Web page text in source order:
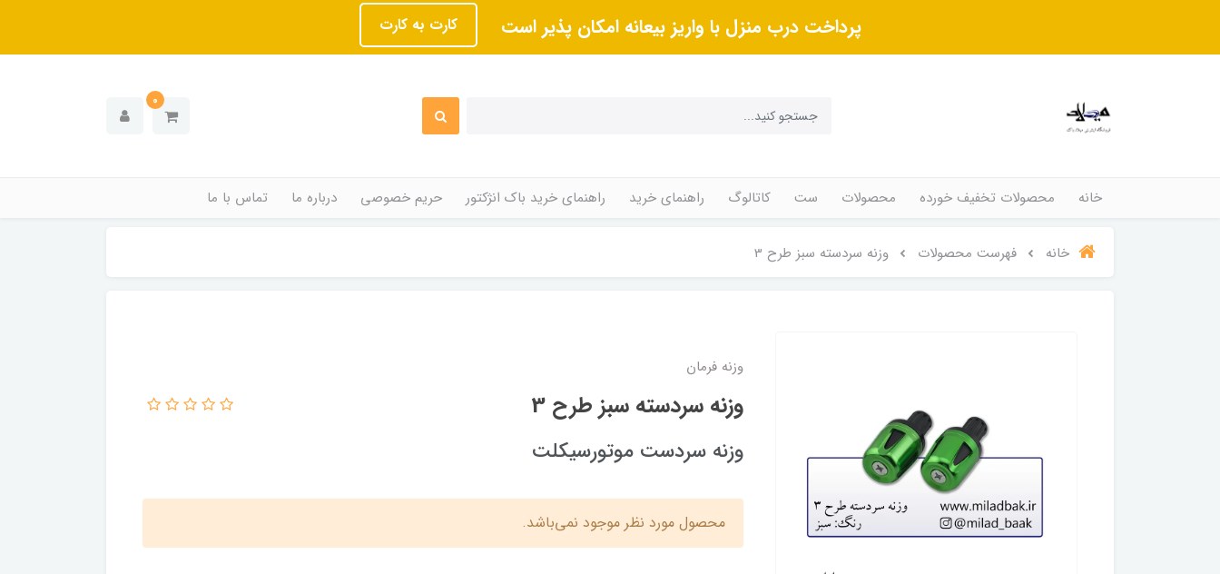
پرداخت درب منزل با واریز بیعانه امکان پذیر است کارت به کارت
0
خانه محصولات تخفیف خورده محصولات ست کاتالوگ راهنمای خرید راهنمای خرید باک انژکتور حریم خصوصی درباره ما تماس با ما
خانه فهرست محصولات وزنه سردسته سبز طرح 3
وزنه فرمان
وزنه سردسته سبز طرح 3
وزنه سردست موتورسیکلت
محصول مورد نظر موجود نمی‌باشد.